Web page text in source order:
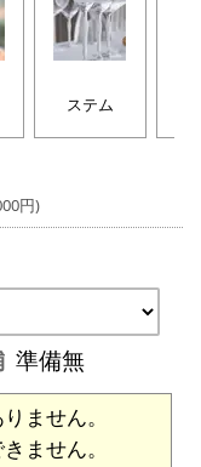
ステム
円)
準備無
ません。
ません。